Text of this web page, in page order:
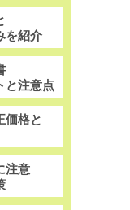
を紹介
と注意点
価格と
注意